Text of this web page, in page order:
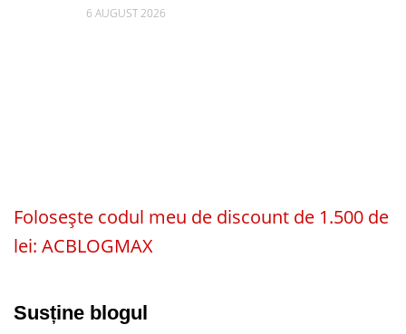
6 AUGUST 2026
Folosește codul meu de discount de 1.500 de
lei: ACBLOGMAX
Susține blogul